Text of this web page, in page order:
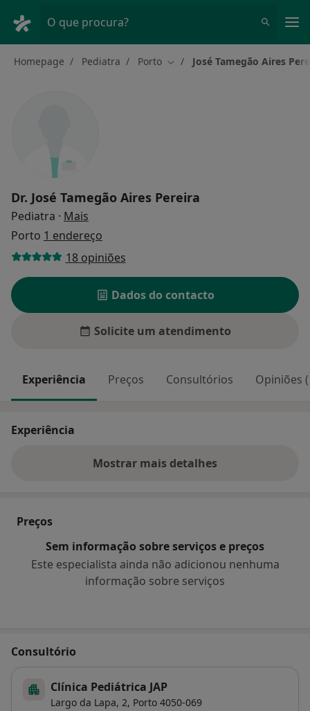
O que procura?
Homepage Pediatra Porto Mudar de cidade
José Tamegão Aires
Dr. José Tamegão Aires Pereira
Pediatra · Mais
Porto 1 endereço
18 opiniões
Dados do contacto
Solicite um atendimento
Experiência Preços Consultórios Opiniões
Experiência
Mostrar mais detalhes
sobre a experiência
Preços
Sem informação sobre serviços e preços
Este especialista ainda não adicionou nenhuma
informação sobre serviços
Consultório
Clínica Pediátrica JAP
Largo da Lapa, 2, Porto 4050-069